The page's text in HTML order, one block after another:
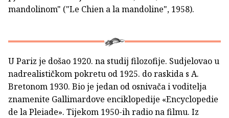
mandolinom" ("Le Chien a la mandoline", 1958).
U Pariz je došao 1920. na studij filozofije. Sudjelovao u
nadrealističkom pokretu od 1925. do raskida s A.
Bretonom 1930. Bio je jedan od osnivača i voditelja
znamenite Gallimardove enciklopedije «Encyclopedie
de la Pleiade». Tijekom 1950-ih radio na filmu. Iz